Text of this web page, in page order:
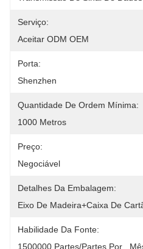
Serviço:
Aceitar ODM OEM
Porta:
Shenzhen
Quantidade De Ordem Mínima:
1000 Metros
Preço:
Negociável
Detalhes Da Embalagem:
Eixo De Madeira+caixa De
Habilidade Da Fonte:
1500000 Partes/partes Por